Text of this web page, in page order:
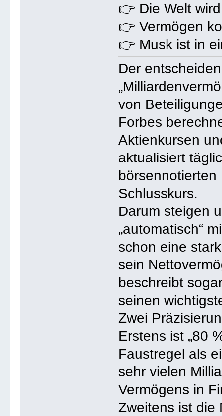
👉 Die Welt
👉 Vermögen
👉 Musk ist in
Der
von
Forbes
Aktienkursen
aktualisiert
börsennotierten
Schlusskurs.
Darum steigen
„automatisch“
schon eine
sein
beschreibt
seinen
Zwei
Erstens ist „80
Faustregel als
sehr vielen
Vermögens in
Zweitens ist die